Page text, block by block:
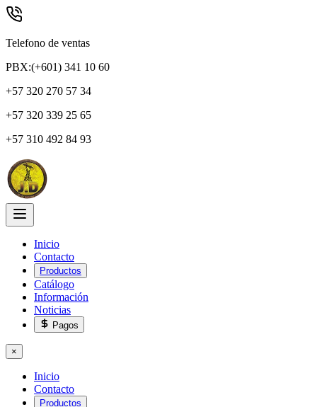
Telefono de ventas
PBX:(+601) 341 10 60
+57 320 270 57 34
+57 320 339 25 65
+57 310 492 84 93
Inicio
Contacto
Productos
Catálogo
Información
Noticias
Pagos
×
Inicio
Contacto
Productos